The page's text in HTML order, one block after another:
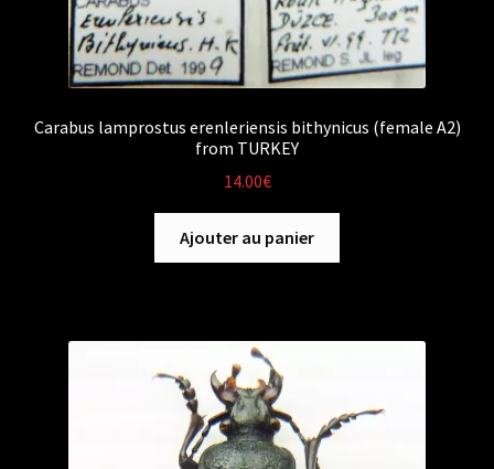
Carabus lamprostus erenleriensis bithynicus (female A2)
from TURKEY
14.00€
Ajouter au panier